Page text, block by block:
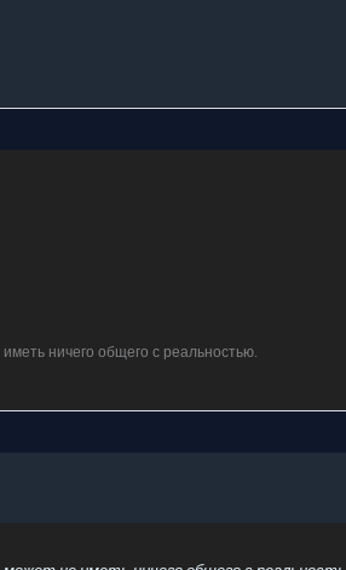
ничего общего с реальностью.